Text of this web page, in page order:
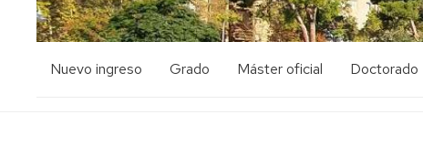
Nuevo ingreso Grado Máster oficial Doctorado